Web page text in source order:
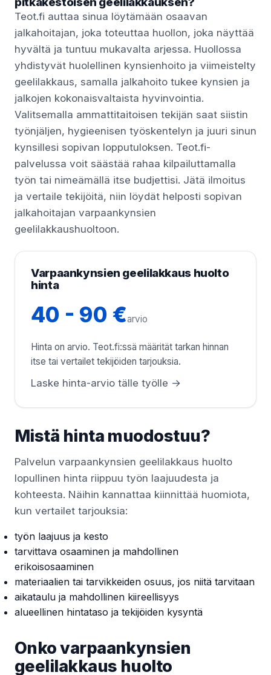
Teot.fi auttaa sinua löytämään osaavan
jalkahoitajan, joka toteuttaa huollon, joka näyttää
hyvältä ja tuntuu mukavalta arjessa. Huollossa
yhdistyvät huolellinen kynsienhoito ja viimeistelty
geelilakkaus, samalla jalkahoito tukee kynsien ja
jalkojen kokonaisvaltaista hyvinvointia.
Valitsemalla ammattitaitoisen tekijän saat siistin
työnjäljen, hygieenisen työskentelyn ja juuri sinun
kynsillesi sopivan lopputuloksen. Teot.fi-
palvelussa voit säästää rahaa kilpailuttamalla
työn tai nimeämällä itse budjettisi. Jätä ilmoitus
ja vertaile tekijöitä, niin löydät helposti sopivan
jalkahoitajan varpaankynsien
geelilakkaushuoltoon.
Varpaankynsien geelilakkaus huolto
hinta
40 - 90 €arvio
Hinta on arvio. Teot.fi:ssä määrität tarkan hinnan
itse tai vertailet tekijöiden tarjouksia.
Laske hinta-arvio tälle työlle →
Mistä hinta muodostuu?
Palvelun varpaankynsien geelilakkaus huolto
lopullinen hinta riippuu työn laajuudesta ja
kohteesta. Näihin kannattaa kiinnittää huomiota,
kun vertailet tarjouksia:
työn laajuus ja kesto
tarvittava osaaminen ja mahdollinen
erikoisosaaminen
materiaalien tai tarvikkeiden osuus, jos niitä tarvitaan
aikataulu ja mahdollinen kiireellisyys
alueellinen hintataso ja tekijöiden kysyntä
Onko varpaankynsien
geelilakkaus huolto